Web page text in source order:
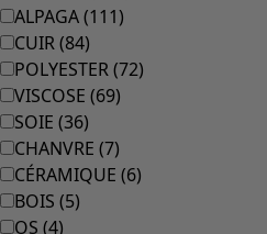
ALPAGA(111)
CUIR(84)
POLYESTER(72)
VISCOSE (69)
SOIE (36)
CHANVRE (7)
CÉRAMIQUE (6)
BOIS (5)
OS (4)